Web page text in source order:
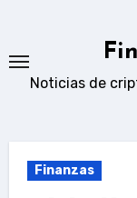
content
Noticias de
Finanzas